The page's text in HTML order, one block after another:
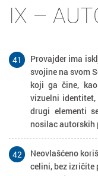
IX –
41
Provajder ima
svojine na svom
koji ga čine,
vizuelni
drugi elementi
nosilac autorskih
42
Neovlašćeno
celini, bez izričite